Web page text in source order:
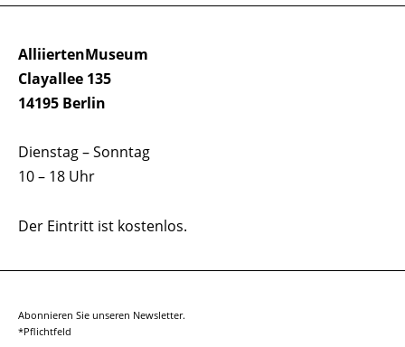
AlliiertenMuseum
Clayallee 135
14195 Berlin
Dienstag – Sonntag
10 – 18 Uhr
Der Eintritt ist kostenlos.
Abonnieren Sie unseren Newsletter.
*Pflichtfeld